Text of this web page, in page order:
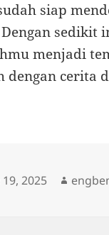
siap
Dengan sedikit
menjadi
dengan cerita
19, 2025 Author